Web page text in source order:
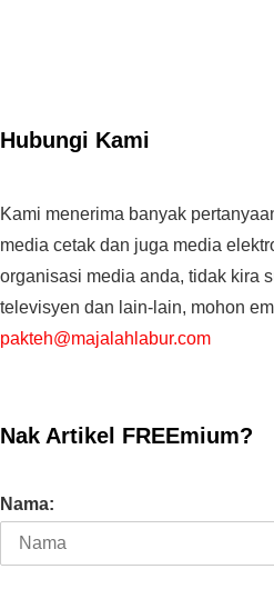
Hubungi Kami
Kami menerima banyak
media cetak dan juga media
organisasi media anda, tidak kira
televisyen dan lain-lain, mohon
pakteh@majalahlabur.com
Nak Artikel FREEmium?
Nama: